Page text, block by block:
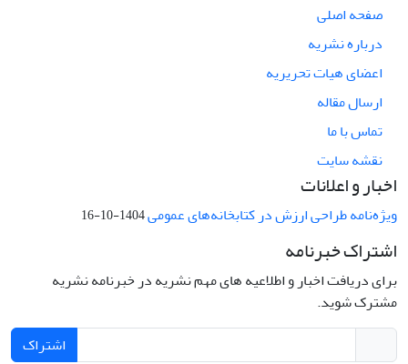
صفحه اصلی
درباره نشریه
اعضای هیات تحریریه
ارسال مقاله
تماس با ما
نقشه سایت
اخبار و اعلانات
ویژه‌نامه طراحی ارزش در کتابخانه‌های عمومی1404-10-16
اشتراک خبرنامه
برای دریافت اخبار و اطلاعیه های مهم نشریه در خبرنامه نشریه
مشترک شوید.
اشتراک